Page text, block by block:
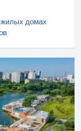
жилых домах